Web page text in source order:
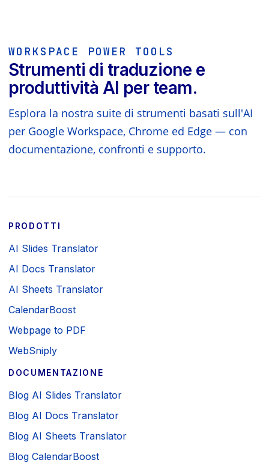
WORKSPACE POWER TOOLS
Strumenti di traduzione e
produttività AI per team.
Esplora la nostra suite di strumenti basati sull'AI
per Google Workspace, Chrome ed Edge — con
documentazione, confronti e supporto.
PRODOTTI
AI Slides Translator
AI Docs Translator
AI Sheets Translator
CalendarBoost
Webpage to PDF
WebSniply
DOCUMENTAZIONE
Blog AI Slides Translator
Blog AI Docs Translator
Blog AI Sheets Translator
Blog CalendarBoost